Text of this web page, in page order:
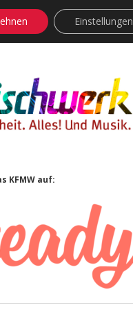
instagram
rss soundcloud
vimeoBluesky
KFMW auf:
Einstellungen